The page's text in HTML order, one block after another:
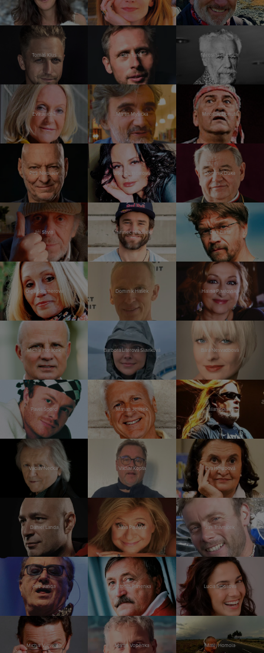
Tomáš Klus Jan Tuna Miroslav Huptych
Eva Jiřičná Martin Myšička Miroslav Donutil
Petr Nikolaev Jitka Čvančarová Dominik Duka
Jiří Stivín Vavřinec Hradilek Dan Bárta
Olga Sommerová Dominik Hašek Halina Pawlovská
Michal Horáček Barbora Literová Slavíková Bára Nesvadbová
Pavel Šporcl Marian Jelínek Milan Špalek
Václav Neckář Václav Kopta Eva Holubová
Daniel Landa Jana Paulová Jan Trávníček
Petr Janda Antonín Panenka Lucia Siposová
Michal Viewegh Martin Vopěnka Matěj Homola